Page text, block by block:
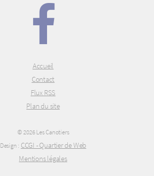
Accueil
Contact
Flux RSS
Plan du site
© 2026 Les Canotiers
Design : CCGI - Quartier de Web
Mentions légales